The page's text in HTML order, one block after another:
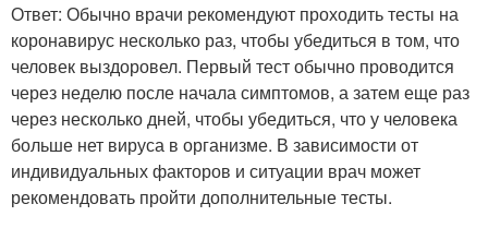
Ответ: Обычно врачи рекомендуют проходить тесты на
коронавирус несколько раз, чтобы убедиться в том, что
человек выздоровел. Первый тест обычно проводится
через неделю после начала симптомов, а затем еще раз
через несколько дней, чтобы убедиться, что у человека
больше нет вируса в организме. В зависимости от
индивидуальных факторов и ситуации врач может
рекомендовать пройти дополнительные тесты.